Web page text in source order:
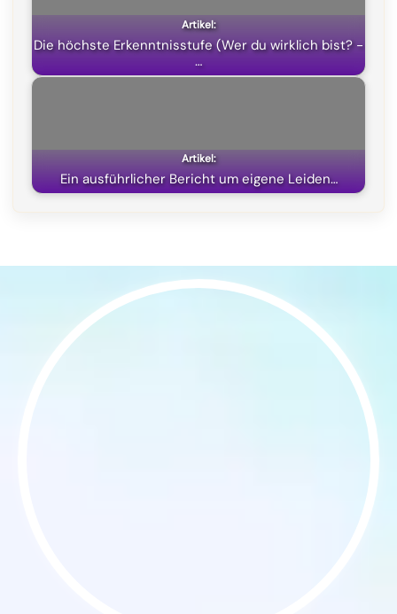
Die höchste Erkenntnisstufe (Wer du wirklich bist? -
…
Ein ausführlicher Bericht um eigene Leiden…